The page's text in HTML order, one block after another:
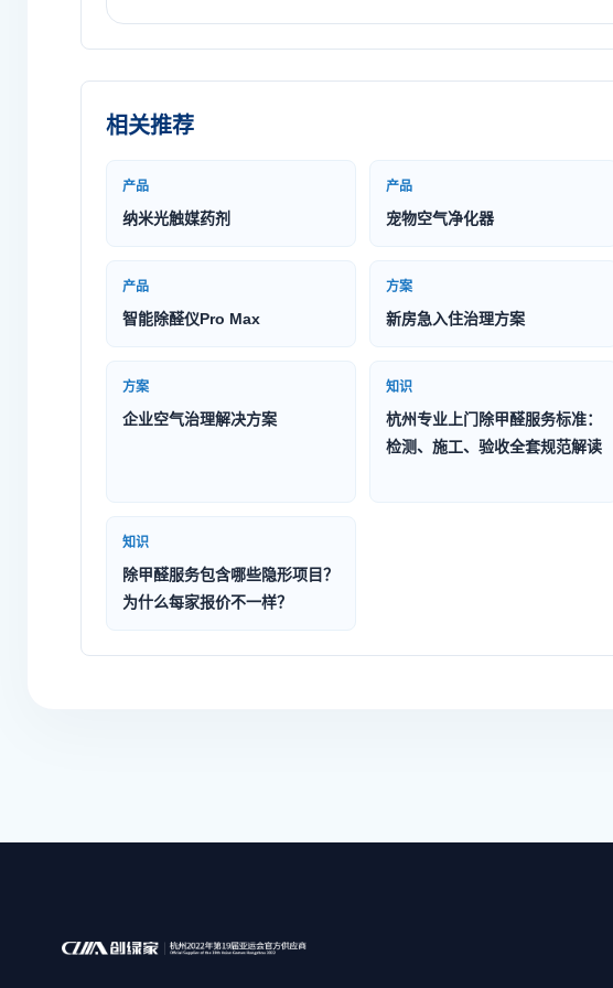
相关推荐
产品
纳米光触媒药剂
产品
宠物空气净化器
产品
智能除醛仪Pro Max
方案
新房急入住治理方案
方案
企业空气治理解决方案
知识
杭州专业上门除甲醛服务标准：
检测、施工、验收全套规范解读
知识
除甲醛服务包含哪些隐形项目？
为什么每家报价不一样？